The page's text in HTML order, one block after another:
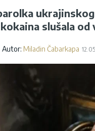
slušala
Autor: Miladin Čabarkapa